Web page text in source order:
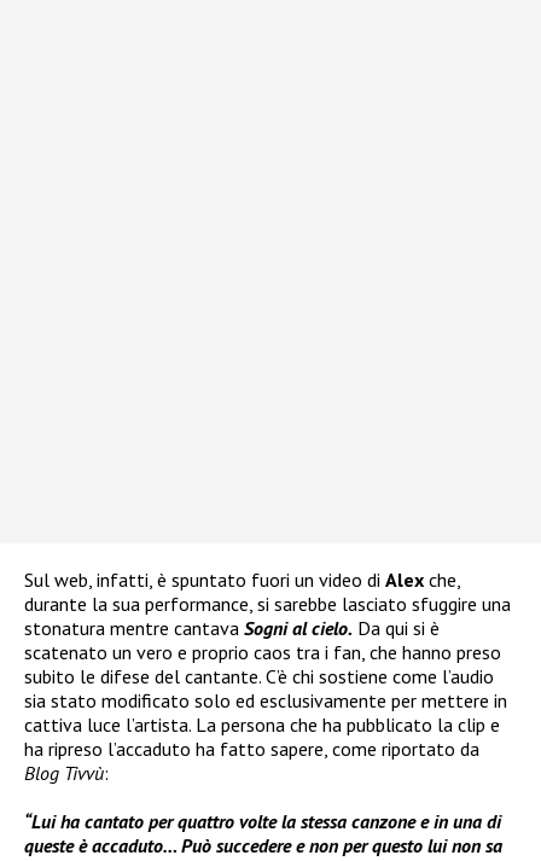
Sul web, infatti, è spuntato fuori un video di Alex che,
durante la sua performance, si sarebbe lasciato sfuggire una
stonatura mentre cantava Sogni al cielo. Da qui si è
scatenato un vero e proprio caos tra i fan, che hanno preso
subito le difese del cantante. C’è chi sostiene come l’audio
sia stato modificato solo ed esclusivamente per mettere in
cattiva luce l’artista. La persona che ha pubblicato la clip e
ha ripreso l’accaduto ha fatto sapere, come riportato da
Blog Tivvù:
“Lui ha cantato per quattro volte la stessa canzone e in una di
queste è accaduto… Può succedere e non per questo lui non sa